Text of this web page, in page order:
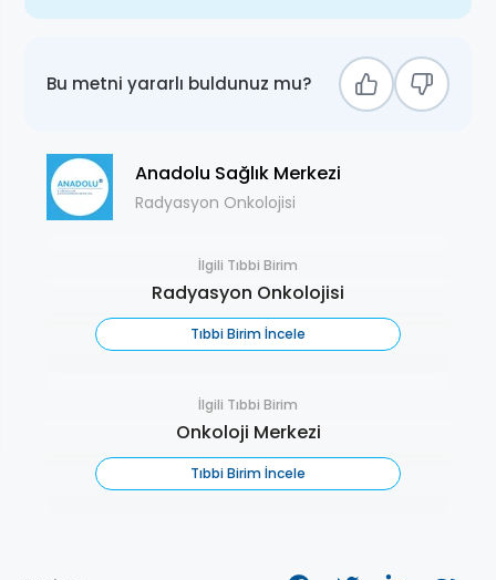
Bu metni yararlı buldunuz mu?
Anadolu Sağlık Merkezi
Radyasyon Onkolojisi
İlgili Tıbbi Birim
Radyasyon Onkolojisi
Tıbbi Birim İncele
İlgili Tıbbi Birim
Onkoloji Merkezi
Tıbbi Birim İncele